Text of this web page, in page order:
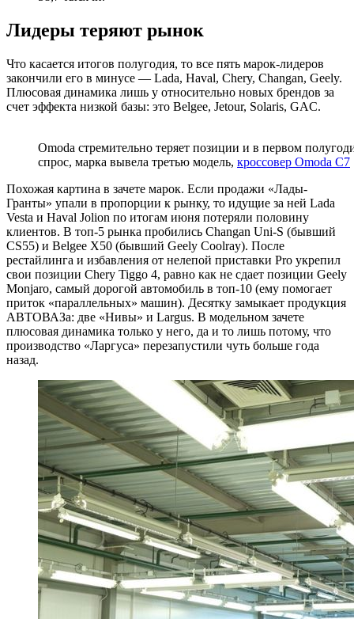
Лидеры теряют рынок
Что касается итогов полугодия, то все пять марок-лидеров
закончили его в минусе — Lada, Haval, Chery, Changan, Geely.
Плюсовая динамика лишь у относительно новых брендов за
счет эффекта низкой базы: это Belgee, Jetour, Solaris, GAC.
Omoda стремительно теряет позиции и в первом
спрос, марка вывела третью модель, кроссовер Omoda C7
Похожая картина в зачете марок. Если продажи «Лады-
Гранты» упали в пропорции к рынку, то идущие за ней Lada
Vesta и Haval Jolion по итогам июня потеряли половину
клиентов. В топ-5 рынка пробились Changan Uni-S (бывший
CS55) и Belgee X50 (бывший Geely Coolray). После
рестайлинга и избавления от нелепой приставки Pro укрепил
свои позиции Chery Tiggo 4, равно как не сдает позиции Geely
Monjaro, самый дорогой автомобиль в топ-10 (ему помогает
приток «параллельных» машин). Десятку замыкает продукция
АВТОВАЗа: две «Нивы» и Largus. В модельном зачете
плюсовая динамика только у него, да и то лишь потому, что
производство «Ларгуса» перезапустили чуть больше года
назад.